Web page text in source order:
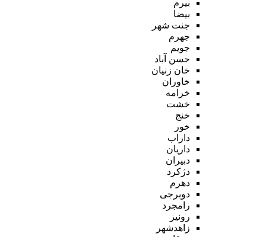
بیرم
بیضا
جنت شهر
جهرم
جویم
حسن آباد
خان زنیان
خاوران
خرامه
خشت
خنج
خور
داراب
داریان
دبیران
دژکرد
دهرم
دوبرجی
رامجرد
رونیز
زاهدشهر